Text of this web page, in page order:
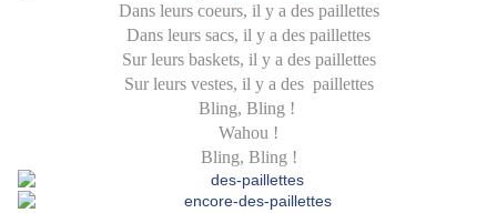
Dans leurs coeurs, il y a des paillettes
Dans leurs sacs, il y a des paillettes
Sur leurs baskets, il y a des paillettes
Sur leurs vestes, il y a des paillettes
Bling, Bling !
Wahou !
Bling, Bling !